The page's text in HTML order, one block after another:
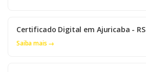
Certificado Digital em Ajuricaba - RS
Saiba mais →